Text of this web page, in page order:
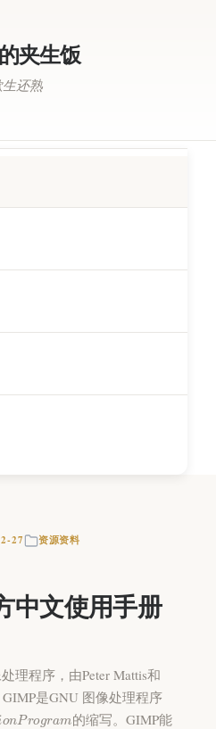
夹生饭
生还熟
27 资源资料
中文使用手册
理程序，由Peter Mattis和
是GNU 图像处理程序
P gr
的缩写。GIMP能